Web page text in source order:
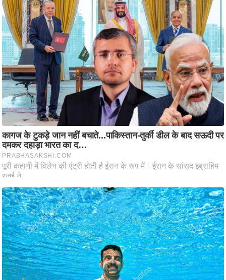
मि
स्तं
भ
ए
म
.
आ
र
.
आ
ई
.
चा
य
प
र
स
मी
क्षा
ध
र्म